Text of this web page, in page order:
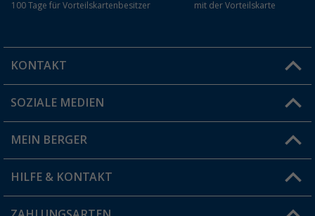
100 Tage für Vorteilskartenbesitzer
mit der Vorteilskarte
KONTAKT
Du hast eine Frage?
Filiale finden
SOZIALE MEDIEN
MEIN BERGER
Vorteilskarte
Blog
HILFE & KONTAKT